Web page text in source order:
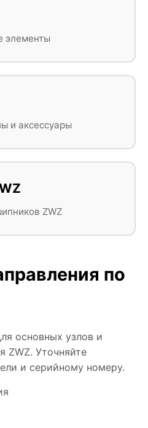
элементы
и аксессуары
ZWZ
по
основных узлов и
ZWZ. Уточняйте
и серийному номеру.